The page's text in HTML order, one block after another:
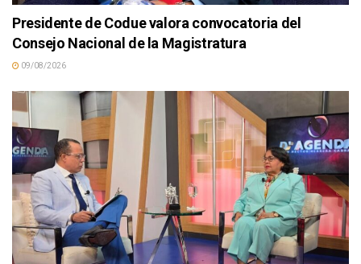
Presidente de Codue valora convocatoria del
Consejo Nacional de la Magistratura
09/08/2026